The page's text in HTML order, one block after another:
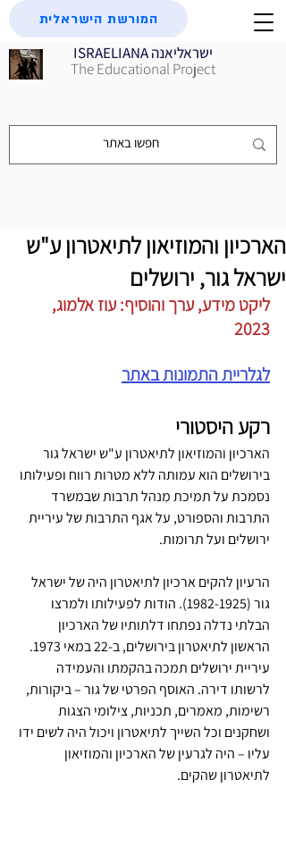
ISRAELIANA ישראליאנה
The Educational Project
המורשת הישראלית
הארכיון והמוזיאון לתיאטרון ע"ש
ישראל גור, ירושלים
ליקט מידע, ערך והוסיף: עוז אלמוג,
2023
לגלריית התמונות באתר
רקע היסטורי
הארכיון והמוזיאון לתיאטרון ע"ש ישראל גור
בירושלים הוא עמותה ללא מטרות רווח ופעילותו
נסמכת על תמיכת מִנהל תרבות שבמשרד
התרבות והספורט, על אגף התרבות של עיריית
ירושלים ועל תרומות.
הרעיון להקים ארכיון לתיאטרון היה של ישראל
גור (1982-1925). הודות לפעילותו ולמרצו
הבלתי נדלה נפתחו דלתותיו של הארכיון
הראשון לתיאטרון בירושלים, ב-22 במאי 1973.
עיריית ירושלים תמכה בהקמתו והעמידה
לרשותו דירה. האוסף הפרטי של גור – ביקורות,
רשימות, מאמרים, תכניות, צילומי הצגות
ושחקנים וכל השייך לתיאטרון ויכול היה לשים ידו
עליו – היה לגרעין של הארכיון והמוזיאון
לתיאטרון שהקים.